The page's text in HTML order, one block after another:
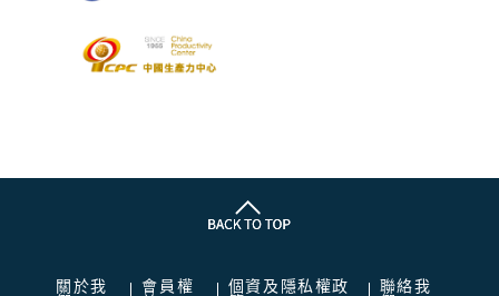
關於我
會員權
個資及隱私權政
聯絡我